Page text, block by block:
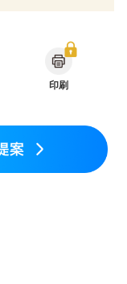
予防
貧血対策
印刷